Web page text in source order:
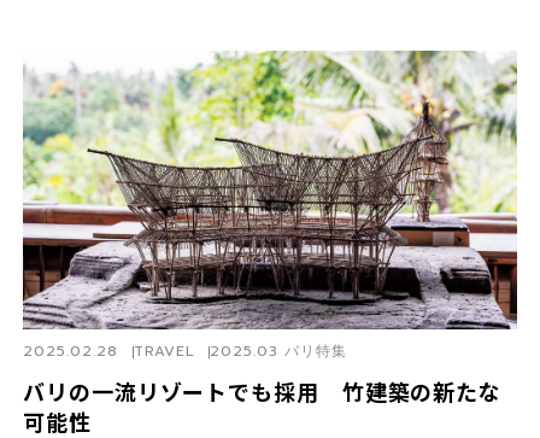
バリの一流リゾートでも採用 竹建築の新たな
可能性
2025.02.28 TRAVEL 2025.03 バリ特集